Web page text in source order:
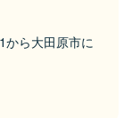
ら大田原市に